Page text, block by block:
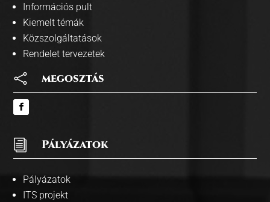
Információs pult
Kiemelt témák
Közszolgáltatások
Rendelet tervezetek
 megosztás
i Pályázatok
Pályázatok
ITS projekt